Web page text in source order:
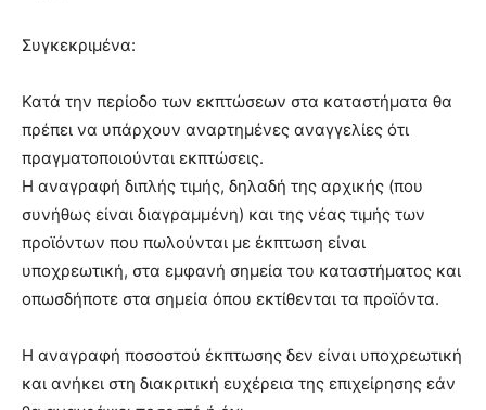
Συγκεκριμένα:
Κατά την περίοδο των εκπτώσεων στα καταστήματα θα
πρέπει να υπάρχουν αναρτημένες αναγγελίες ότι
πραγματοποιούνται εκπτώσεις.
Η αναγραφή διπλής τιμής, δηλαδή της αρχικής (που
συνήθως είναι διαγραμμένη) και της νέας τιμής των
προϊόντων που πωλούνται με έκπτωση είναι
υποχρεωτική, στα εμφανή σημεία του καταστήματος και
οπωσδήποτε στα σημεία όπου εκτίθενται τα προϊόντα.
Η αναγραφή ποσοστού έκπτωσης δεν είναι υποχρεωτική
και ανήκει στη διακριτική ευχέρεια της επιχείρησης εάν